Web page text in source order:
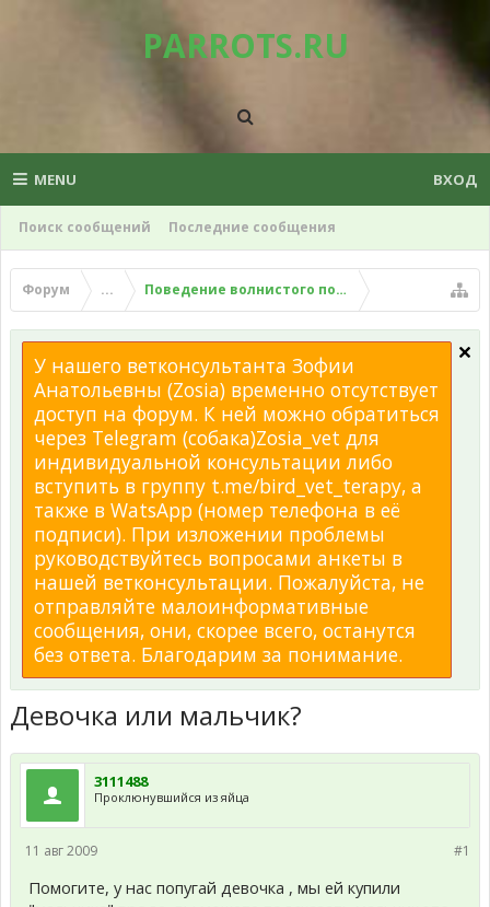
PARROTS.RU
MENU
Поиск сообщений Последние сообщения
ВХОД
Форум ... Поведение волнистого попугая
У нашего ветконсультанта Зофии
Анатольевны (Zosia) временно отсутствует
доступ на форум. К ней можно обратиться
через Telegram (собака)Zosia_vet для
индивидуальной консультации либо
вступить в группу t.me/bird_vet_terapy, а
также в WatsApp (номер телефона в её
подписи). При изложении проблемы
руководствуйтесь вопросами анкеты в
нашей ветконсультации. Пожалуйста, не
отправляйте малоинформативные
сообщения, они, скорее всего, останутся
без ответа. Благодарим за понимание.
Девочка или мальчик?
3111488
Проклюнувшийся из яйца
#1
11 авг 2009
Помогите, у нас попугай девочка , мы ей купили